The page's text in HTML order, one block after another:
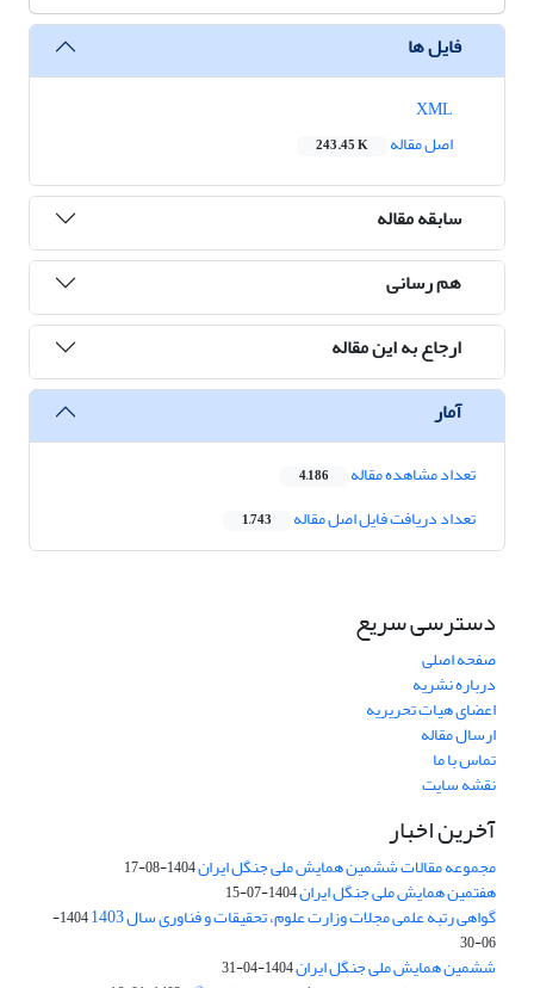
فایل ها
اصل مقاله
243.45 K
سابقه مقاله
هم رسانی
ارجاع به این مقاله
آمار
تعداد مشاهده مقاله 4,186
تعداد دریافت فایل اصل مقاله 1,743
دسترسی سریع
صفحه اصلی
درباره نشریه
اعضای هیات تحریریه
ارسال مقاله
تماس با ما
نقشه سایت
آخرین اخبار
مجموعه مقالات ششمین همایش ملی جنگل ایران1404-08-17
هفتمین همایش ملی جنگل ایران1404-07-15
گواهی رتبه علمی مجلات وزارت علوم، تحقیقات و فناوری سال 1403
1404-
06-30
ششمین همایش ملی جنگل ایران1404-04-31